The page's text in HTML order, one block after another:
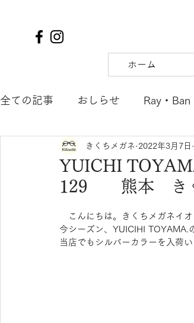
ホーム
全ての記事 おしらせ Ray・Ban
TIFFANY&Co. to hers
SAMURAI SHO mu tsubura
POLICE OAKLEY agnes b.
YUICHI
129 熊本 きく
きくちメガネ 2022年3月7日
こんにちは。きくちメガネイオ
今シーズン、YUICIHI TOYAMA.
当店でもシルバーカラーを入荷